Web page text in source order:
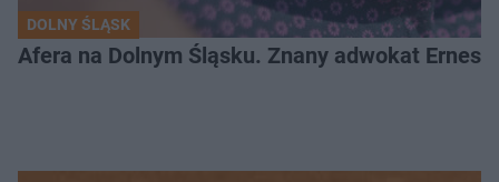
DOLNY ŚLĄSK
Afera na Dolnym Śląsku. Znany adwokat Ernest